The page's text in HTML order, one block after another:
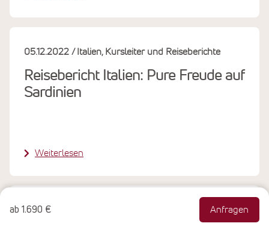
Reisebericht Italien: Pure Freude auf
Sardinien
05.12.2022 Italien Kursleiter und Reiseberichte
Weiterlesen
04.11.2022 Kursleiter und Reiseberichte
ab 1.690 € Anfragen